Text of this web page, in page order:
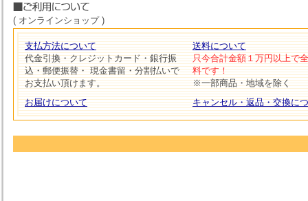
( オンラインショップ )
支払方法について
代金引換・クレジットカード・銀行振
込・郵便振替・ 現金書留・分割払いで
お支払い頂けます。
お届けについて
送料について
只今合計金額１万円以上で
料です！
※一部商品・地域を除く
キャンセル・返品・交換に